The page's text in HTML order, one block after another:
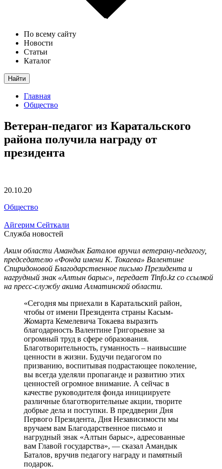
По всему сайту
Новости
Статьи
Каталог
Найти
Главная
Общество
Ветеран-педагог из Каратальского
района получила награду от
президента
20.10.20
Общество
Айгерим Сейткали
Служба новостей
Аким области Амандык Баталов вручил ветерану-педагогу,
председателю «Фонда имени К. Токаева» Валентине
Спиридоновой Благодарственное письмо Президента и
нагрудный знак «Алтын барыс», передает Tinfo.kz со ссылкой
на пресс-службу акима Алматинской области.
«Сегодня мы приехали в Каратальский район,
чтобы от имени Президента страны Касым-
Жомарта Кемелевича Токаева выразить
благодарность Валентине Григорьевне за
огромный труд в сфере образования.
Благотворительность, гуманность – наивысшие
ценности в жизни. Будучи педагогом по
призванию, воспитывая подрастающее поколение,
вы всегда уделяли пропаганде и развитию этих
ценностей огромное внимание. А сейчас в
качестве руководителя фонда инициируете
различные благотворительные акции, творите
добрые дела и поступки. В преддверии Дня
Первого Президента, Дня Независимости мы
вручаем вам Благодарственное письмо и
нагрудный знак «Алтын барыс», адресованные
вам Главой государства», — сказал Амандык
Баталов, вручив педагогу награду и памятный
подарок.